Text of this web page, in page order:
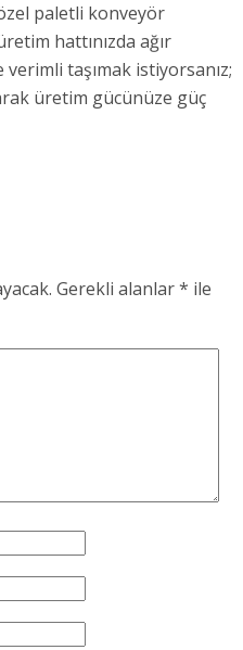
paletli konveyör
hattınızda ağır
taşımak istiyorsanız;
üretim gücünüze güç
Gerekli alanlar* ile